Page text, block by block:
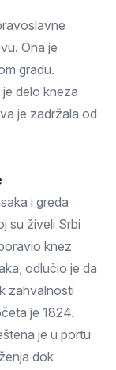
Ona je
gradu.
delo kneza
je zadržala od
i greda
su živeli Srbi
knez
odlučio je da
zahvalnosti
je 1824.
je u portu
dok